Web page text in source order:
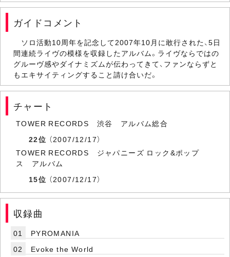
ガイドコメント
ソロ活動10周年を記念して2007年10月に敢行された、5日
間連続ライヴの模様を収録したアルバム。ライヴならではの
グルーヴ感やダイナミズムが伝わってきて、ファンならずと
もエキサイティングすること請け合いだ。
チャート
TOWER RECORDS 渋谷 アルバム総合
22位 （2007/12/17）
TOWER RECORDS ジャパニーズ ロック&ポップ
ス アルバム
15位 （2007/12/17）
収録曲
01
PYROMANIA
02
Evoke the World